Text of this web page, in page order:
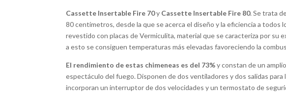
Cassette Insertable Fire 70y Cassette Insertable Fire 80. Se trata
80 centímetros, desde la que se acerca el diseño y la eficiencia a todos
revestido con placas de Vermiculita, material que se caracteriza por su
a esto se consiguen temperaturas más elevadas favoreciendo la
El rendimiento de estas chimeneas es del 73%y constan de un
espectáculo del fuego. Disponen de dos ventiladores y dos salidas
incorporan un interruptor de dos velocidades y un termostato de